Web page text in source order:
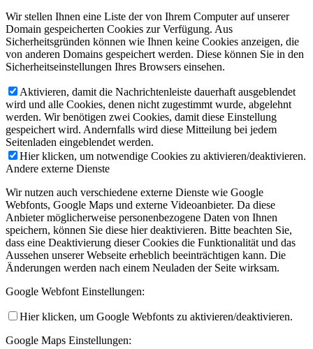
Wir stellen Ihnen eine Liste der von Ihrem Computer auf unserer
Domain gespeicherten Cookies zur Verfügung. Aus
Sicherheitsgründen können wie Ihnen keine Cookies anzeigen, die
von anderen Domains gespeichert werden. Diese können Sie in den
Sicherheitseinstellungen Ihres Browsers einsehen.
Aktivieren, damit die Nachrichtenleiste dauerhaft ausgeblendet
wird und alle Cookies, denen nicht zugestimmt wurde, abgelehnt
werden. Wir benötigen zwei Cookies, damit diese Einstellung
gespeichert wird. Andernfalls wird diese Mitteilung bei jedem
Seitenladen eingeblendet werden.
Hier klicken, um notwendige Cookies zu aktivieren/deaktivieren.
Andere externe Dienste
Wir nutzen auch verschiedene externe Dienste wie Google
Webfonts, Google Maps und externe Videoanbieter. Da diese
Anbieter möglicherweise personenbezogene Daten von Ihnen
speichern, können Sie diese hier deaktivieren. Bitte beachten Sie,
dass eine Deaktivierung dieser Cookies die Funktionalität und das
Aussehen unserer Webseite erheblich beeinträchtigen kann. Die
Änderungen werden nach einem Neuladen der Seite wirksam.
Google Webfont Einstellungen:
Hier klicken, um Google Webfonts zu aktivieren/deaktivieren.
Google Maps Einstellungen: